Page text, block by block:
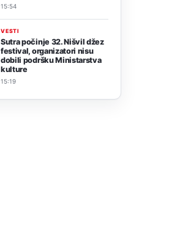
15:54
VESTI
Sutra počinje 32. Nišvil džez
festival, organizatori nisu
dobili podršku Ministarstva
kulture
15:19